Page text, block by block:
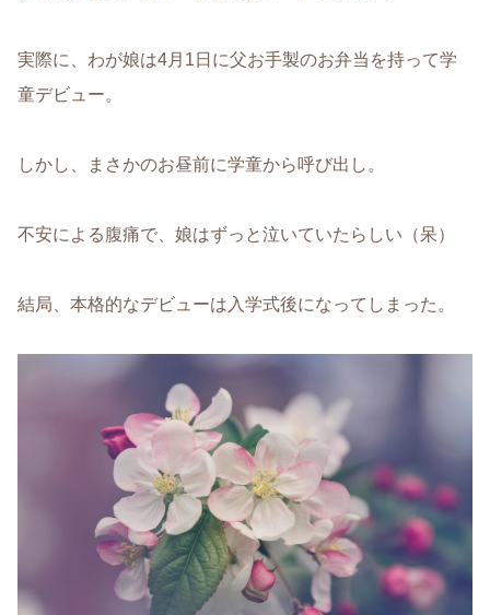
実際に、わが娘は4月1日に父お手製のお弁当を持って学
童デビュー。
しかし、まさかのお昼前に学童から呼び出し。
不安による腹痛で、娘はずっと泣いていたらしい（呆）
結局、本格的なデビューは入学式後になってしまった。